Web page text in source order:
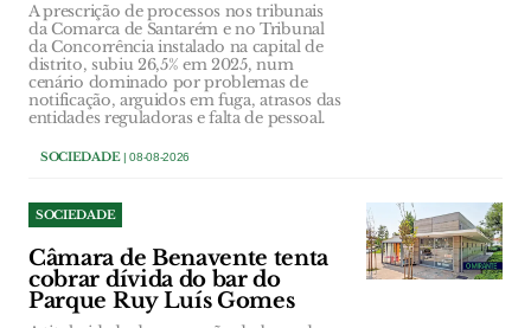
A prescrição de processos nos tribunais
da Comarca de Santarém e no Tribunal
da Concorrência instalado na capital de
distrito, subiu 26,5% em 2025, num
cenário dominado por problemas de
notificação, arguidos em fuga, atrasos das
entidades reguladoras e falta de pessoal.
SOCIEDADE| 08-08-2026
SOCIEDADE
Câmara de Benavente tenta
cobrar dívida do bar do
Parque Ruy Luís Gomes